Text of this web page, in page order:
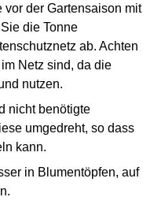
der Gartensaison mit
die Tonne
ab. Achten
Netz sind, da die
nutzen.
nicht benötigte
umgedreht, so dass
kann.
in Blumentöpfen, auf